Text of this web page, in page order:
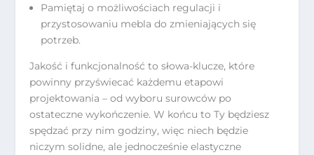
Pamiętaj o możliwościach regulacji i
przystosowaniu mebla do zmieniających się
potrzeb.
Jakość i funkcjonalność to słowa-klucze, które
powinny przyświecać każdemu etapowi
projektowania – od wyboru surowców po
ostateczne wykończenie. W końcu to Ty będziesz
spędzać przy nim godziny, więc niech będzie
niczym solidne, ale jednocześnie elastyczne